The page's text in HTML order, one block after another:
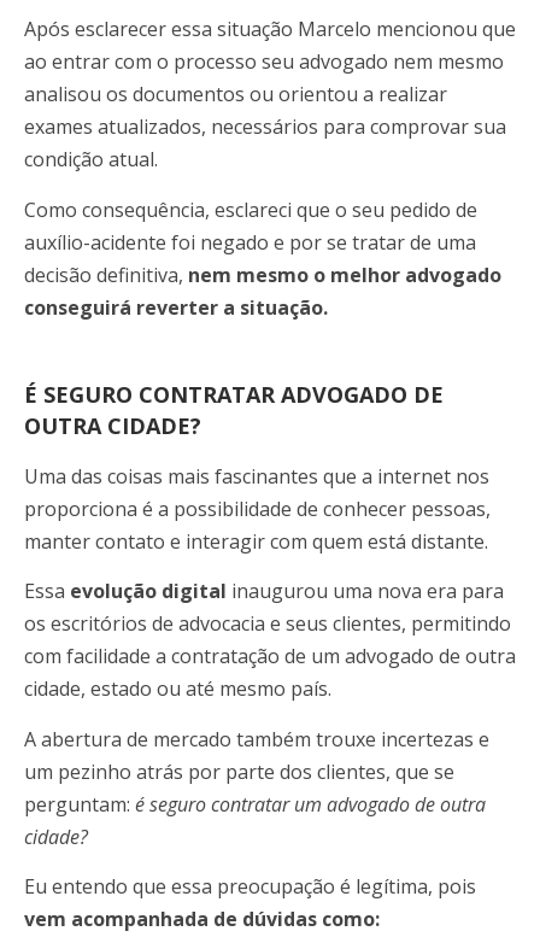
Após esclarecer essa situação Marcelo mencionou que
ao entrar com o processo seu advogado nem mesmo
analisou os documentos ou orientou a realizar
exames atualizados, necessários para comprovar sua
condição atual.
Como consequência, esclareci que o seu pedido de
auxílio-acidente foi negado e por se tratar de uma
decisão definitiva, nem mesmo o melhor advogado
conseguirá reverter a situação.
É SEGURO CONTRATAR ADVOGADO DE
OUTRA CIDADE?
Uma das coisas mais fascinantes que a internet nos
proporciona é a possibilidade de conhecer pessoas,
manter contato e interagir com quem está distante.
Essa evolução digital inaugurou uma nova era para
os escritórios de advocacia e seus clientes, permitindo
com facilidade a contratação de um advogado de outra
cidade, estado ou até mesmo país.
A abertura de mercado também trouxe incertezas e
um pezinho atrás por parte dos clientes, que se
perguntam: é seguro contratar um advogado de outra
cidade?
Eu entendo que essa preocupação é legítima, pois
vem acompanhada de dúvidas como: